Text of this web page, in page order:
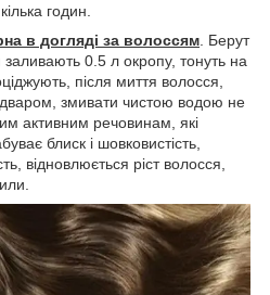
годин.
в догляді за волоссям . Берут
0.5 л окропу, тонуть на
після миття волосся,
змивати чистою водою не
активним речовинам, які
блиск і шовковистість,
відновлюється ріст волосся,